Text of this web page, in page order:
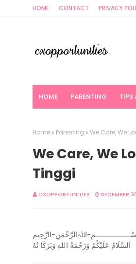
HOME CONTACT PRIVACY
HOME PARENTING TIPS
Home Parenting We Care, We
We Care, We
Tinggi
CXOPPORTUNITIES DECEMBER
اﷲِالرَّحْمَنِ-اارَّحِيم
اَلسَّلَامُ عَلَيْكُمْ وَرَحْمَةُ اللهِ وَبَرَكَا تُهُ